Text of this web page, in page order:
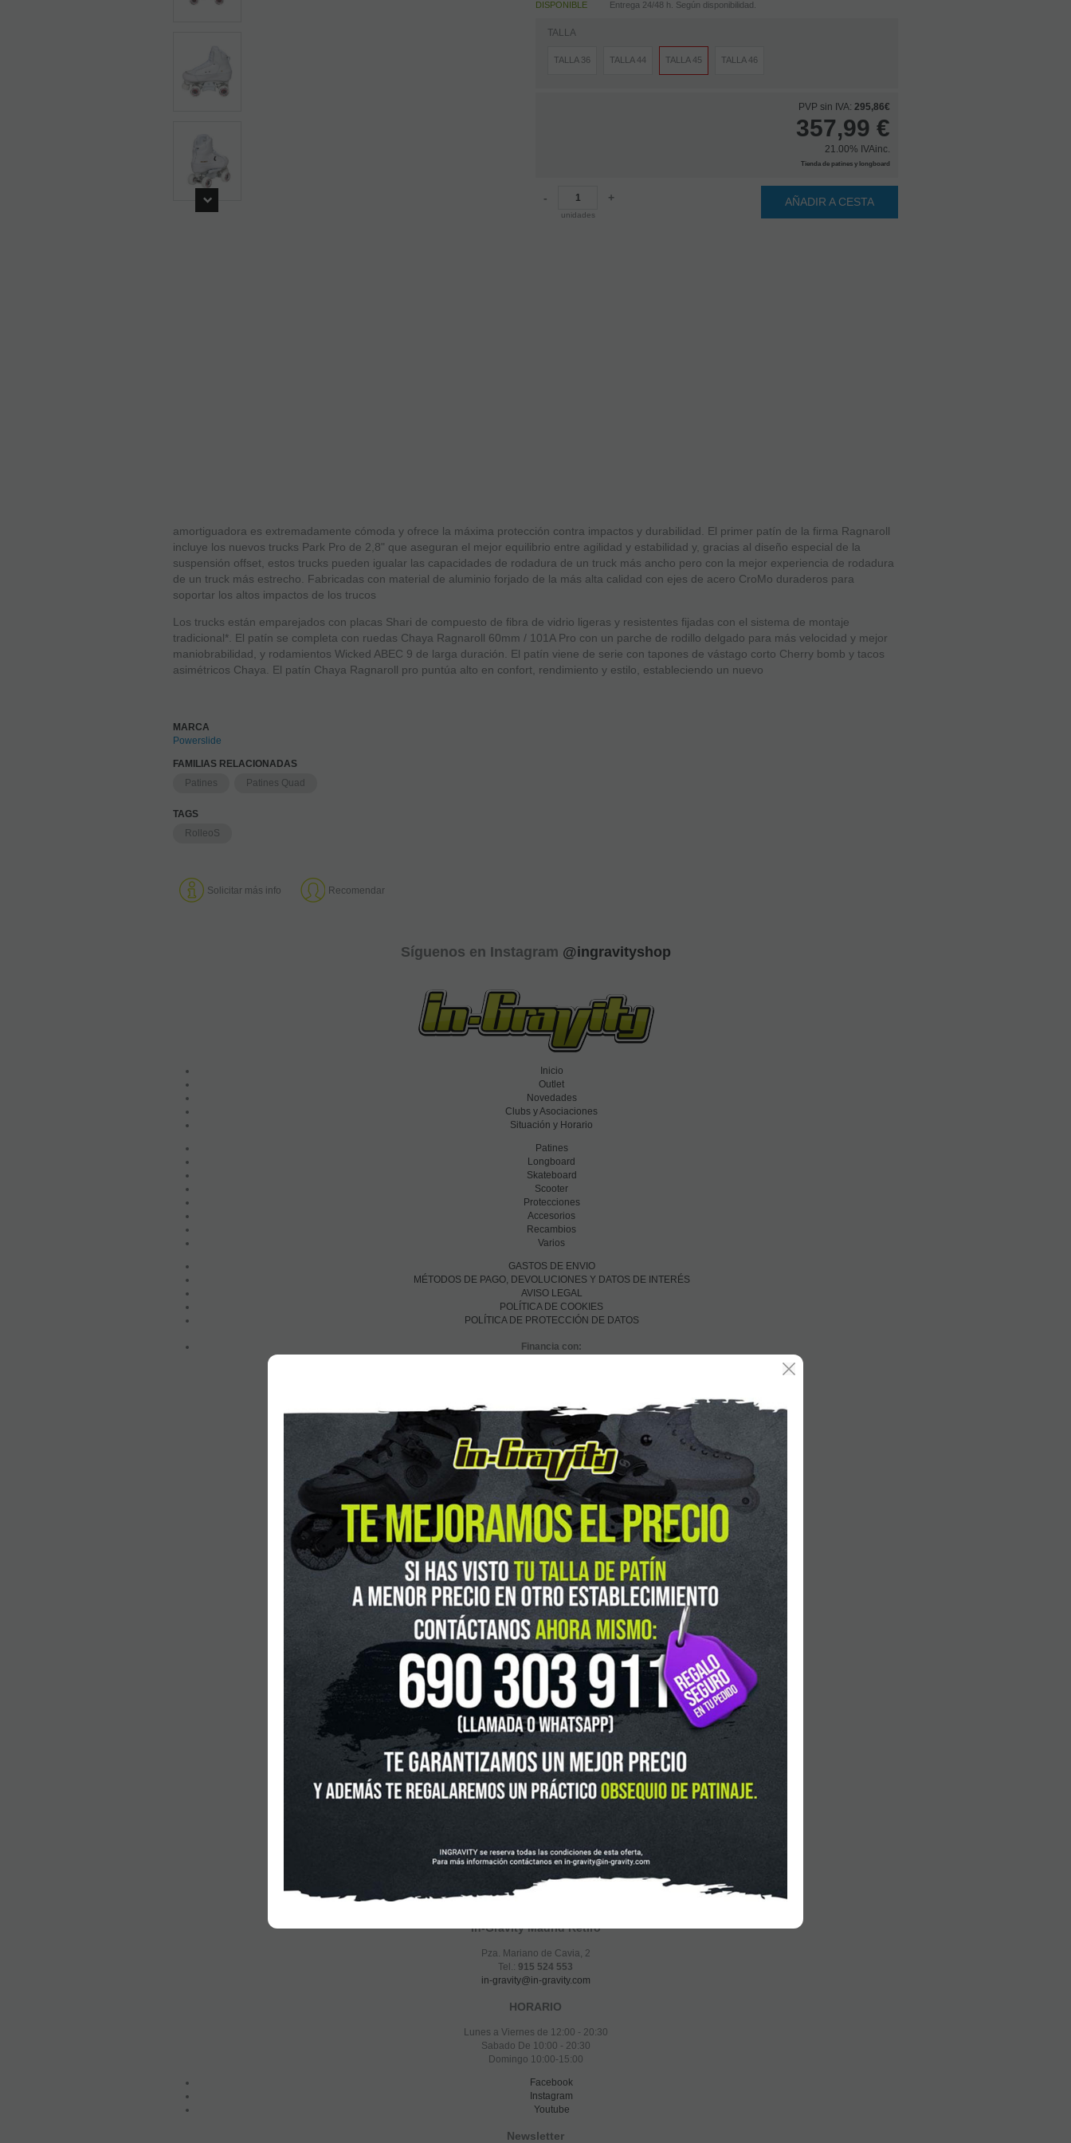
DISPONIBLE Entrega 24/48 h. Según disponibilidad.
TALLA
TALLA 36 TALLA 44 TALLA 45 TALLA 46
PVP sin IVA: 295,86€
357,99 €
21.00% IVAinc.
Tienda de patines y longboard
-
unidades
+ AÑADIR A CESTA
amortiguadora es extremadamente cómoda y ofrece la máxima protección contra impactos y durabilidad. El primer patín de la firma Ragnaroll
incluye los nuevos trucks Park Pro de 2,8" que aseguran el mejor equilibrio entre agilidad y estabilidad y, gracias al diseño especial de la
suspensión offset, estos trucks pueden igualar las capacidades de rodadura de un truck más ancho pero con la mejor experiencia de rodadura
de un truck más estrecho. Fabricadas con material de aluminio forjado de la más alta calidad con ejes de acero CroMo duraderos para
soportar los altos impactos de los trucos
Los trucks están emparejados con placas Shari de compuesto de fibra de vidrio ligeras y resistentes fijadas con el sistema de montaje
tradicional*. El patín se completa con ruedas Chaya Ragnaroll 60mm / 101A Pro con un parche de rodillo delgado para más velocidad y mejor
maniobrabilidad, y rodamientos Wicked ABEC 9 de larga duración. El patín viene de serie con tapones de vástago corto Cherry bomb y tacos
asimétricos Chaya. El patín Chaya Ragnaroll pro puntúa alto en confort, rendimiento y estilo, estableciendo un nuevo
MARCA
Powerslide
FAMILIAS RELACIONADAS
Patines
Patines Quad
TAGS
RolleoS
Solicitar más info Recomendar
Síguenos en Instagram @ingravityshop
Inicio
Outlet
Novedades
Clubs y Asociaciones
Situación y Horario
Patines
Longboard
Skateboard
Scooter
Protecciones
Accesorios
Recambios
Varios
GASTOS DE ENVIO
MÉTODOS DE PAGO, DEVOLUCIONES Y DATOS DE INTERÉS
AVISO LEGAL
POLÍTICA DE COOKIES
POLÍTICA DE PROTECCIÓN DE DATOS
Financia con:
In-Gravity roller&skate shop
In-Gravity Madrid Retiro
Pza. Mariano de Cavia, 2
Tel.: 915 524 553
in-gravity@in-gravity.com
HORARIO
Lunes a Viernes de 12:00 - 20:30
Sabado De 10:00 - 20:30
Domingo 10:00-15:00
Facebook
Instagram
Youtube
Newsletter